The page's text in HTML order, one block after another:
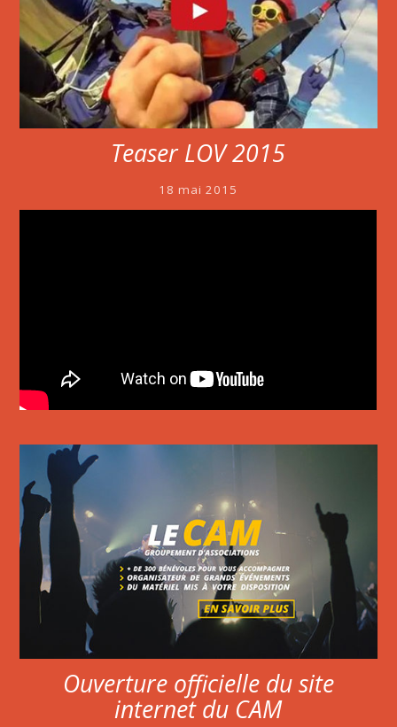
Teaser LOV 2015
18 mai 2015
Ouverture officielle du site
internet du CAM